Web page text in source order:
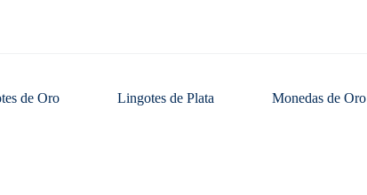
de Oro Lingotes de Plata Monedas de Oro